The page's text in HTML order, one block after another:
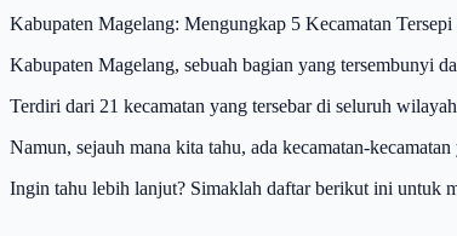
Kabupaten Magelang: Mengungkap 5 Kecamatan
Kabupaten Magelang, sebuah bagian yang tersembunyi
Terdiri dari 21 kecamatan yang tersebar di seluruh
Namun, sejauh mana kita tahu, ada kecamatan-
Ingin tahu lebih lanjut? Simaklah daftar berikut ini untuk